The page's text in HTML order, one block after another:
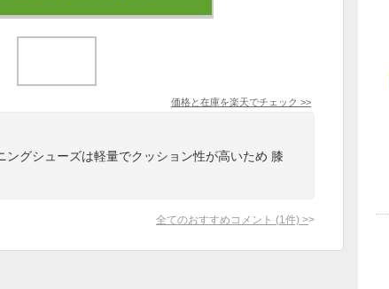
価格と在庫を楽天でチェック >>
ングシューズは軽量でクッション性が高いため 膝
全てのおすすめコメント (1 件) >